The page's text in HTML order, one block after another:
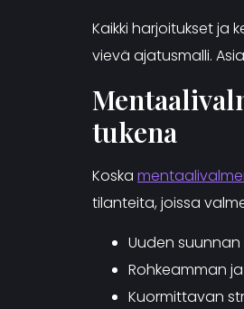
Kaikki harjoitukset ja
vievä ajatusmalli.
tukena
Koska
tilanteita, joissa
Uuden
Rohkeamman
Kuormittavan